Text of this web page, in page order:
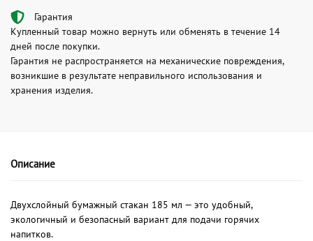
Гарантия
Купленный товар можно вернуть или обменять в течение 14
дней после покупки.
Гарантия не распространяется на механические повреждения,
возникшие в результате неправильного использования и
хранения изделия.
Описание
Двухслойный бумажный стакан 185 мл — это удобный,
экологичный и безопасный вариант для подачи горячих
напитков.